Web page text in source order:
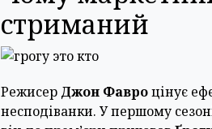
стриманий
Режисер Джон Фавроцінує
несподіванки. У першому